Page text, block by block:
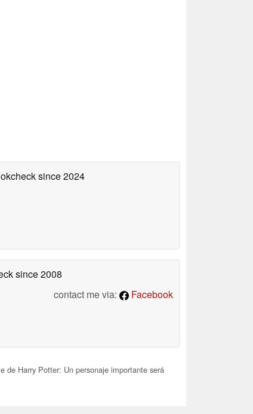
since 2024
since 2008
contact me via:
Facebook
de Harry Potter: Un personaje importante será